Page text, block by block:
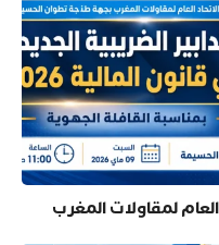
لمقاولات المغرب